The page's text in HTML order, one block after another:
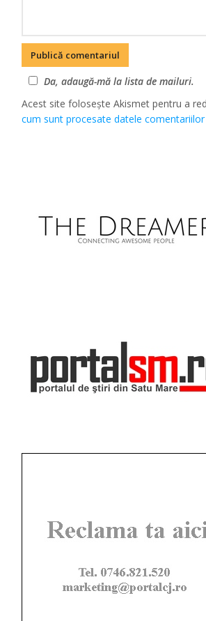
Da, adaugă-mă la lista de mailuri.
Acest site folosește Akismet pentru a
cum sunt procesate datele